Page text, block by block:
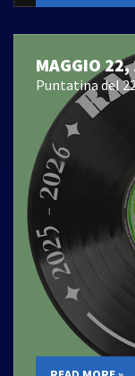
MAGGIO
Puntatina del